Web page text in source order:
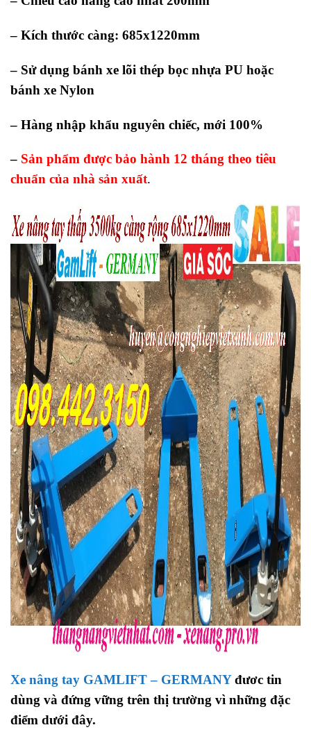
– Kích thước càng: 685x1220mm
– Sử dụng bánh xe lõi thép bọc nhựa PU hoặc
bánh xe Nylon
– Hàng nhập khẩu nguyên chiếc, mới 100%
– Sản phẩm được bảo hành 12 tháng theo tiêu
chuẩn của nhà sản xuất.
Xe nâng tay GAMLIFT – GERMANYđươc tin
dùng và đứng vững trên thị trường vì những đặc
điểm dưới đây.